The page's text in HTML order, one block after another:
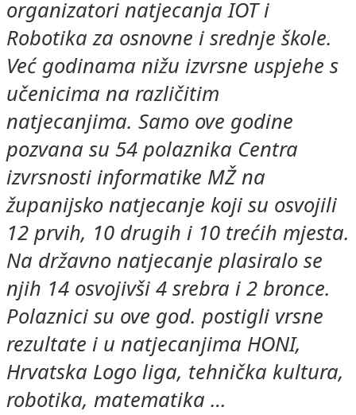
organizatori natjecanja IOT i
Robotika za osnovne i srednje škole.
Već godinama nižu izvrsne uspjehe s
učenicima na različitim
natjecanjima. Samo ove godine
pozvana su 54 polaznika Centra
izvrsnosti informatike MŽ na
županijsko natjecanje koji su osvojili
12 prvih, 10 drugih i 10 trećih mjesta.
Na državno natjecanje plasiralo se
njih 14 osvojivši 4 srebra i 2 bronce.
Polaznici su ove god. postigli vrsne
rezultate i u natjecanjima HONI,
Hrvatska Logo liga, tehnička kultura,
robotika, matematika …